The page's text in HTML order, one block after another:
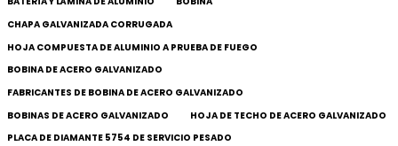
CHAPA GALVANIZADA CORRUGADA
HOJA COMPUESTA DE ALUMINIO A PRUEBA DE FUEGO
BOBINA DE ACERO GALVANIZADO
FABRICANTES DE BOBINA DE ACERO GALVANIZADO
BOBINAS DE ACERO GALVANIZADO
HOJA DE TECHO DE ACERO GALVANIZADO
PLACA DE DIAMANTE 5754 DE SERVICIO PESADO